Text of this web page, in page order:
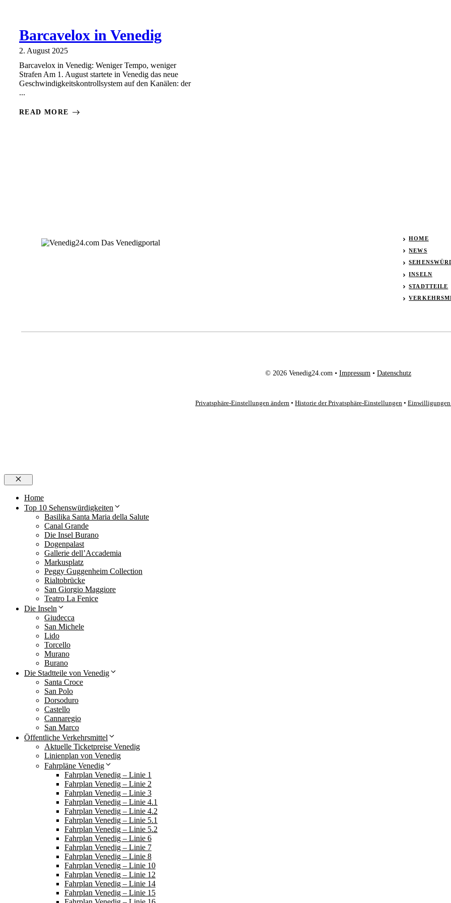
Barcavelox in Venedig
2. August 2025
Barcavelox in Venedig: Weniger Tempo, weniger
Strafen Am 1. August startete in Venedig das neue
Geschwindigkeitskontrollsystem auf den Kanälen: der
...
READ MORE
HOME
NEWS
INSELN
STADTTEILE
© 2026 Venedig24.com • Impressum • Datenschutz
Privatsphäre-Einstellungen ändern • Historie der Privatsphäre-Einstellungen • Einwilligungen
Schließen
Home
Top 10 Sehenswürdigkeiten
Basilika Santa Maria della Salute
Canal Grande
Die Insel Burano
Dogenpalast
Gallerie dell’Accademia
Markusplatz
Peggy Guggenheim Collection
Rialtobrücke
San Giorgio Maggiore
Teatro La Fenice
Die Inseln
Giudecca
San Michele
Lido
Torcello
Murano
Burano
Die Stadtteile von Venedig
Santa Croce
San Polo
Dorsoduro
Castello
Cannaregio
San Marco
Öffentliche Verkehrsmittel
Aktuelle Ticketpreise Venedig
Linienplan von Venedig
Fahrpläne Venedig
Fahrplan Venedig – Linie 1
Fahrplan Venedig – Linie 2
Fahrplan Venedig – Linie 3
Fahrplan Venedig – Linie 4.1
Fahrplan Venedig – Linie 4.2
Fahrplan Venedig – Linie 5.1
Fahrplan Venedig – Linie 5.2
Fahrplan Venedig – Linie 6
Fahrplan Venedig – Linie 7
Fahrplan Venedig – Linie 8
Fahrplan Venedig – Linie 10
Fahrplan Venedig – Linie 12
Fahrplan Venedig – Linie 14
Fahrplan Venedig – Linie 15